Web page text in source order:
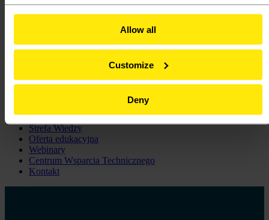
Allow all
Customize
Deny
Simcenter Optistruct – dynamika i wibracje
Simcenter Radioss
Simcenter Simsolid
Przygotowanie symulacji i analiza wyników
Simcenter Hypermesh – kurs podstawowy
Simcenter Hypermesh – Kurs zaawansowany
Simcenter Hyperview i Hypergraph
Konkurs
Strefa Wiedzy
Oferta edukacyjna
Webinary
Centrum Wsparcia Technicznego
Kontakt